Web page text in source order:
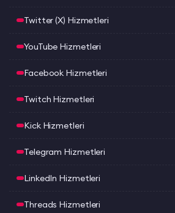
Twitter (X) Hizmetleri
YouTube Hizmetleri
Facebook Hizmetleri
Twitch Hizmetleri
Kick Hizmetleri
Telegram Hizmetleri
LinkedIn Hizmetleri
Threads Hizmetleri